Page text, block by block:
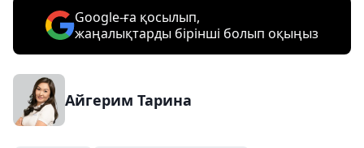
Google-ға қосылып,
жаңалықтарды бірінші болып оқыңыз
Айгерим Тарина